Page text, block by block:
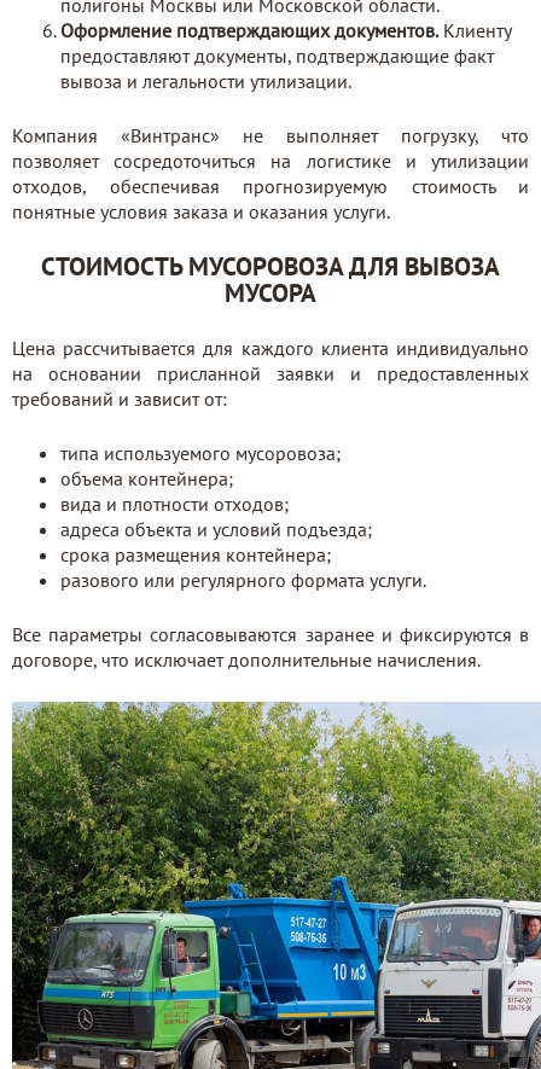
полигоны Москвы или Московской области.
Оформление подтверждающих документов.Клиенту
предоставляют документы, подтверждающие факт
вывоза и легальности утилизации.
Компания «Винтранс» не выполняет погрузку, что
позволяет сосредоточиться на логистике и утилизации
отходов, обеспечивая прогнозируемую стоимость и
понятные условия заказа и оказания услуги.
СТОИМОСТЬ МУСОРОВОЗА ДЛЯ ВЫВОЗА
МУСОРА
Цена рассчитывается для каждого клиента индивидуально
на основании присланной заявки и предоставленных
требований и зависит от:
типа используемого мусоровоза;
объема контейнера;
вида и плотности отходов;
адреса объекта и условий подъезда;
срока размещения контейнера;
разового или регулярного формата услуги.
Все параметры согласовываются заранее и фиксируются в
договоре, что исключает дополнительные начисления.